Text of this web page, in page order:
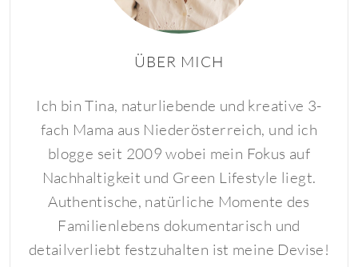
ÜBER MICH
Ich bin Tina, naturliebende und kreative 3-
fach Mama aus Niederösterreich, und ich
blogge seit 2009 wobei mein Fokus auf
Nachhaltigkeit und Green Lifestyle liegt.
Authentische, natürliche Momente des
Familienlebens dokumentarisch und
detailverliebt festzuhalten ist meine Devise!